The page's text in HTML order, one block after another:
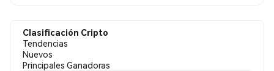
Clasificación Cripto
Tendencias
Nuevos
Principales Ganadoras